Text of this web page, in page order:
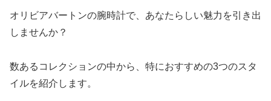
オリビアバートンの腕時計で、あなたらしい魅力を引き出
しませんか？
数あるコレクションの中から、特におすすめの3つのスタ
イルを紹介します。